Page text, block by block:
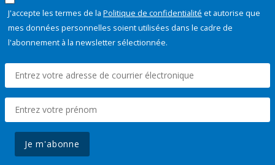
J'accepte les termes de la Politique de confidentialité et autorise que
mes données personnelles soient utilisées dans le cadre de
l'abonnement à la newsletter sélectionnée.
Je m'abonne